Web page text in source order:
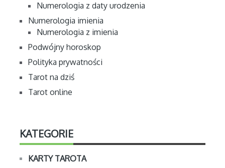
Numerologia z daty urodzenia
Numerologia imienia
Numerologia z imienia
Podwójny horoskop
Polityka prywatności
Tarot na dziś
Tarot online
KATEGORIE
KARTY TAROTA